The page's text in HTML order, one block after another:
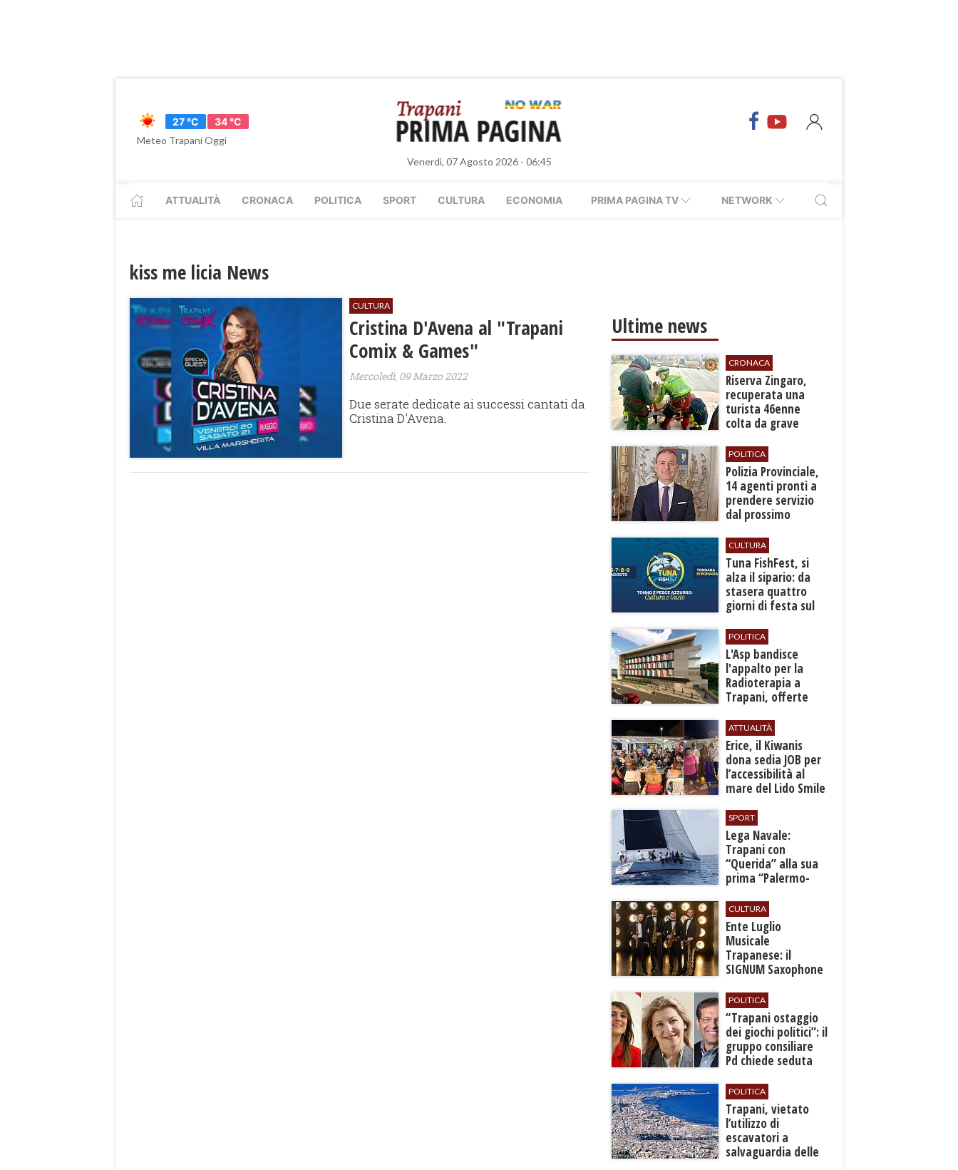
27 °C
34 °C
Meteo Trapani Oggi
Venerdì, 07 Agosto 2026 - 06:45
ATTUALITÀ CRONACA POLITICA SPORT CULTURA ECONOMIA PRIMA PAGINA TV NETWORK
kiss me licia News
CULTURA
Cristina D'Avena al "Trapani
Comix & Games"
Mercoledì, 09 Marzo 2022
Due serate dedicate ai successi cantati da
Cristina D'Avena.
Ultime news
CRONACA
​Riserva Zingaro,
recuperata una
turista 46enne
colta da grave
POLITICA
​Polizia Provinciale,
14 agenti pronti a
prendere servizio
dal prossimo
CULTURA
​Tuna FishFest, si
alza il sipario: da
stasera quattro
giorni di festa sul
POLITICA
L'Asp bandisce
l'appalto per la
Radioterapia a
Trapani, offerte
ATTUALITÀ
​Erice, il Kiwanis
dona sedia JOB per
l’accessibilità al
mare del Lido Smile
SPORT
​Lega Navale:
Trapani con
“Querida” alla sua
prima “Palermo-
CULTURA
Ente Luglio
Musicale
Trapanese: il
SIGNUM Saxophone
con l’“American
Dream”
POLITICA
​“Trapani ostaggio
dei giochi politici”: il
gruppo consiliare
Pd chiede seduta
bilancio
POLITICA
​Trapani, vietato
l’utilizzo di
escavatori a
salvaguardia delle